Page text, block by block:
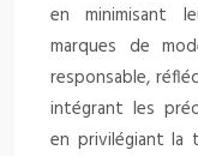
en minimisant
marques de
responsable,
intégrant les
en privilégiant la